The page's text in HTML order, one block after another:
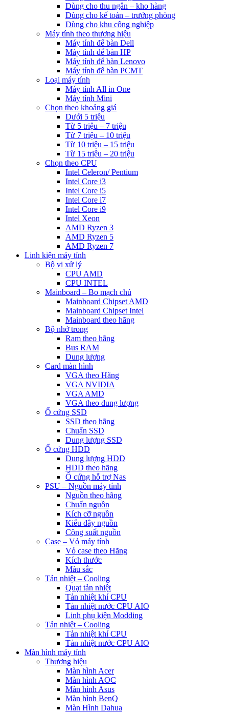
Dùng cho thu ngân – kho hàng
Dùng cho kế toán – trưởng phòng
Dùng cho khu công nghiệp
Máy tính theo thương hiệu
Máy tính để bàn Dell
Máy tính để bàn HP
Máy tính để bàn Lenovo
Máy tính để bàn PCMT
Loại máy tính
Máy tính All in One
Máy tính Mini
Chọn theo khoảng giá
Dưới 5 triệu
Từ 5 triệu – 7 triệu
Từ 7 triệu – 10 triệu
Từ 10 triệu – 15 triệu
Từ 15 triệu – 20 triệu
Chọn theo CPU
Intel Celeron/ Pentium
Intel Core i3
Intel Core i5
Intel Core i7
Intel Core i9
Intel Xeon
AMD Ryzen 3
AMD Ryzen 5
AMD Ryzen 7
Linh kiện máy tính
Bộ vi xử lý
CPU AMD
CPU INTEL
Mainboard – Bo mạch chủ
Mainboard Chipset AMD
Mainboard Chipset Intel
Mainboard theo hãng
Bộ nhớ trong
Ram theo hãng
Bus RAM
Dung lượng
Card màn hình
VGA theo Hãng
VGA NVIDIA
VGA AMD
VGA theo dung lượng
Ổ cứng SSD
SSD theo hãng
Chuẩn SSD
Dung lượng SSD
Ổ cứng HDD
Dung lượng HDD
HDD theo hãng
Ổ cứng hỗ trợ Nas
PSU – Nguồn máy tính
Nguồn theo hãng
Chuẩn nguồn
Kích cỡ nguồn
Kiểu dây nguồn
Công suất nguồn
Case – Vỏ máy tính
Vỏ case theo Hãng
Kích thước
Màu sắc
Tản nhiệt – Cooling
Quạt tản nhiệt
Tản nhiệt khí CPU
Tản nhiệt nước CPU AIO
Linh phụ kiện Modding
Tản nhiệt – Cooling
Tản nhiệt khí CPU
Tản nhiệt nước CPU AIO
Màn hình máy tính
Thương hiệu
Màn hình Acer
Màn hình AOC
Màn hình Asus
Màn hình BenQ
Màn Hình Dahua